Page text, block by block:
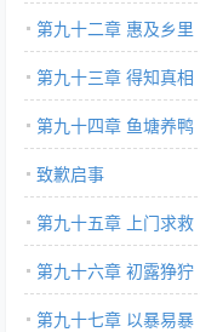
第九十二章 惠及乡里
第九十三章 得知真相
第九十四章 鱼塘养鸭
致歉启事
第九十五章 上门求救
第九十六章 初露狰狞
第九十七章 以暴易暴